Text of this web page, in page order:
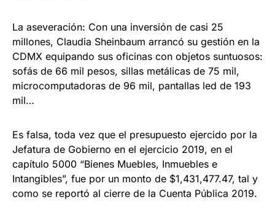
La aseveración: Con una inversión de casi 25
millones, Claudia Sheinbaum arrancó su gestión en la
CDMX equipando sus oficinas con objetos suntuosos:
sofás de 66 mil pesos, sillas metálicas de 75 mil,
microcomputadoras de 96 mil, pantallas led de 193
mil…
Es falsa, toda vez que el presupuesto ejercido por la
Jefatura de Gobierno en el ejercicio 2019, en el
capítulo 5000 “Bienes Muebles, Inmuebles e
Intangibles”, fue por un monto de $1,431,477.47, tal y
como se reportó al cierre de la Cuenta Pública 2019.